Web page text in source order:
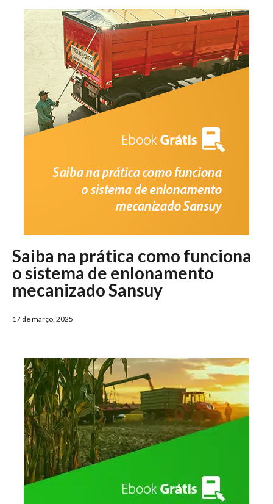
Saiba na prática como funciona
o sistema de enlonamento
mecanizado Sansuy
17 de março, 2025